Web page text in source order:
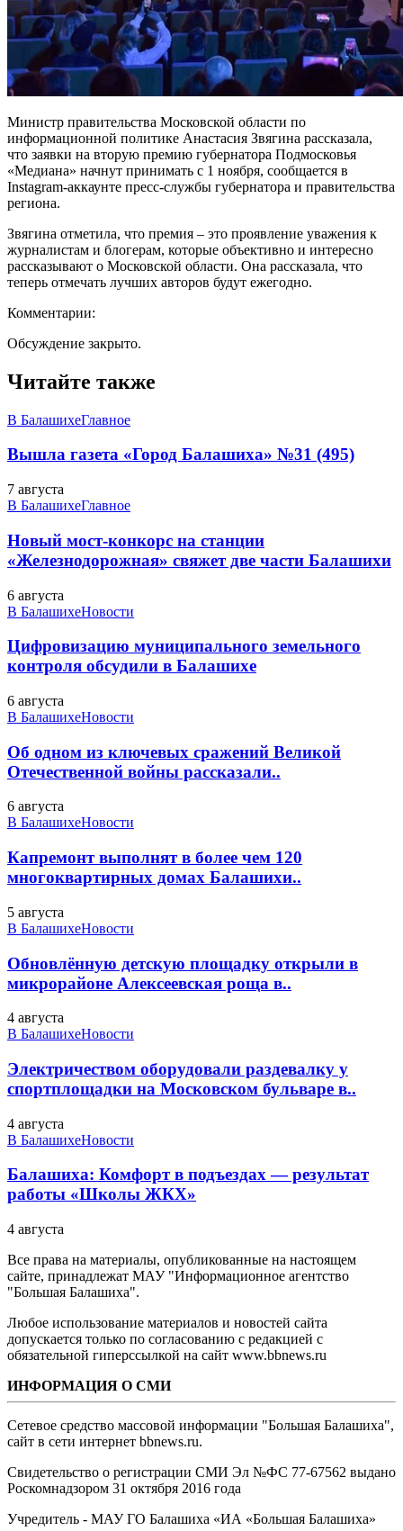
Министр правительства Московской области по
информационной политике Анастасия Звягина рассказала,
что заявки на вторую премию губернатора Подмосковья
«Медиана» начнут принимать с 1 ноября, сообщается в
Instagram-аккаунте пресс-службы губернатора и правительства
региона.
Звягина отметила, что премия – это проявление уважения к
журналистам и блогерам, которые объективно и интересно
рассказывают о Московской области. Она рассказала, что
теперь отмечать лучших авторов будут ежегодно.
Комментарии:
Обсуждение закрыто.
Читайте также
В БалашихеГлавное
Вышла газета «Город Балашиха» №31 (495)
7 августа
В БалашихеГлавное
Новый мост-конкорс на станции
«Железнодорожная» свяжет две части Балашихи
6 августа
В БалашихеНовости
Цифровизацию муниципального земельного
контроля обсудили в Балашихе
6 августа
В БалашихеНовости
Об одном из ключевых сражений Великой
Отечественной войны рассказали..
6 августа
В БалашихеНовости
Капремонт выполнят в более чем 120
многоквартирных домах Балашихи..
5 августа
В БалашихеНовости
Обновлённую детскую площадку открыли в
микрорайоне Алексеевская роща в..
4 августа
В БалашихеНовости
Электричеством оборудовали раздевалку у
спортплощадки на Московском бульваре в..
4 августа
В БалашихеНовости
Балашиха: Комфорт в подъездах — результат
работы «Школы ЖКХ»
4 августа
Все права на материалы, опубликованные на настоящем
сайте, принадлежат МАУ "Информационное агентство
"Большая Балашиха".
Любое использование материалов и новостей сайта
допускается только по согласованию с редакцией с
обязательной гиперссылкой на сайт www.bbnews.ru
ИНФОРМАЦИЯ О СМИ
Сетевое средство массовой информации "Большая Балашиха",
сайт в сети интернет bbnews.ru.
Свидетельство о регистрации СМИ Эл №ФС ‎77-67562 выдано
Роскомнадзором 31 октября 2016 года
Учредитель - МАУ ГО Балашиха «ИА «Большая Балашиха»